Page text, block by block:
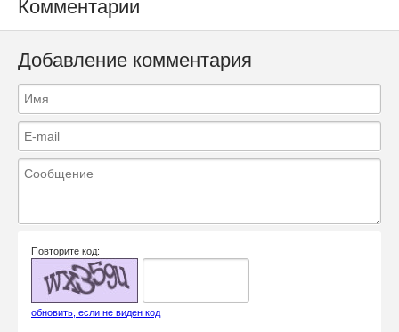
Комментарии
Добавление комментария
Повторите код:
обновить, если не виден код